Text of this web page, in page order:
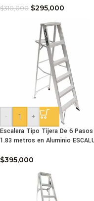
$310,000 $295,000
-
+
Escalera Tipo Tijera De 6
1.83 metros en Aluminio
$395,000